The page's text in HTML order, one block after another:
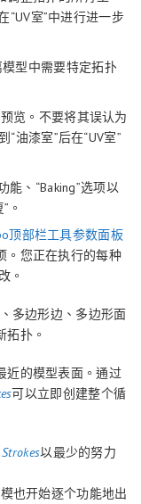
“UV室”中进行进一步
型中需要特定拓扑
览。不要将其误认为
油漆室”后在“UV室”
能、“Baking”选项以
。
顶部栏工具参数面板
。您正在执行的每种
。
多边形边、多边形面
拓扑。
近的模型表面。通过
可以立即创建整个循
Strokes以最少的努力
也开始逐个功能地出